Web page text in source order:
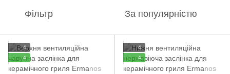
Фільтр За популярністю
4
4
4
4